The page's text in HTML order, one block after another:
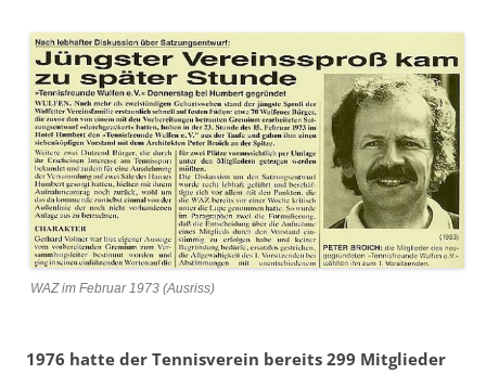
WAZ im Februar 1973 (Ausriss)
1976 hatte der Tennisverein bereits 299 Mitglieder